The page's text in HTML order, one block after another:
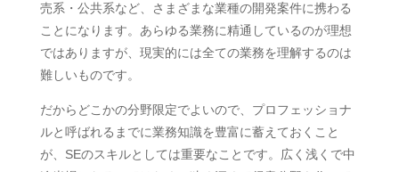
売系・公共系など、さまざまな業種の開発案件に携わる
ことになります。あらゆる業務に精通しているのが理想
ではありますが、現実的には全ての業務を理解するのは
難しいものです。
だからどこかの分野限定でよいので、プロフェッショナ
ルと呼ばれるまでに業務知識を豊富に蓄えておくこと
が、SEのスキルとしては重要なことです。広く浅くで中